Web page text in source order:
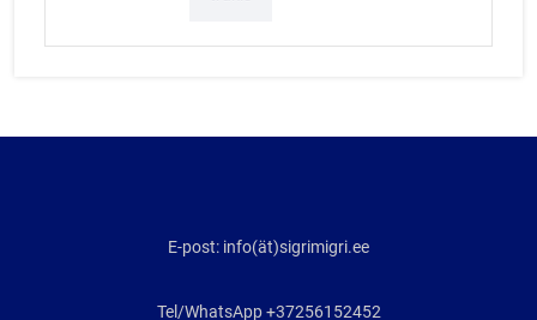
E-post: info(ät)sigrimigri.ee
Tel/WhatsApp +37256152452